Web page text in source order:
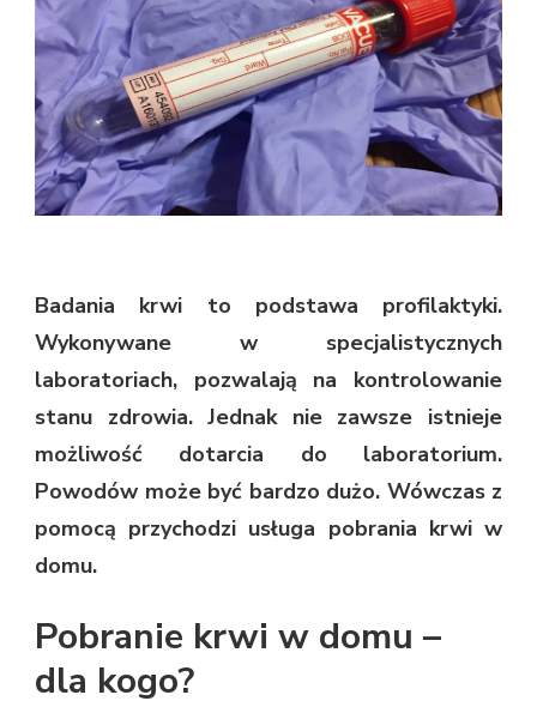
Badania krwi to podstawa profilaktyki.
Wykonywane w specjalistycznych
laboratoriach, pozwalają na kontrolowanie
stanu zdrowia. Jednak nie zawsze istnieje
możliwość dotarcia do laboratorium.
Powodów może być bardzo dużo. Wówczas z
pomocą przychodzi usługa pobrania krwi w
domu.
Pobranie krwi w domu –
dla kogo?